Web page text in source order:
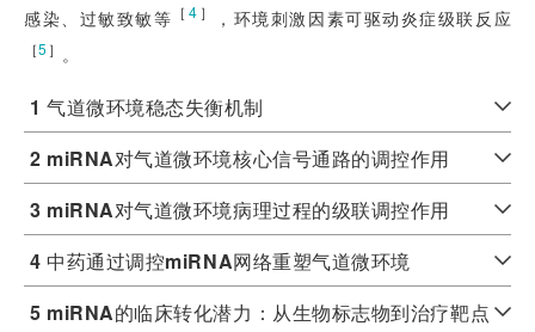
感染、过敏致敏等 ［4 ］ ，环境刺激因素可驱动炎症级联反应
［5 ］ 。
1气道微环境稳态失衡机制
2 miRNA对气道微环境核心信号通路的调控作用
3 miRNA对气道微环境病理过程的级联调控作用
4 中药通过调控miRNA网络重塑气道微环境
5 miRNA的临床转化潜力：从生物标志物到治疗靶点